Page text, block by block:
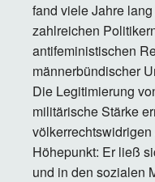
fand viele Jahre
zahlreichen
antifeministischen
männerbündischer
Die Legitimierung
militärische Stärke
Höhepunkt: Er ließ
und in den sozialen